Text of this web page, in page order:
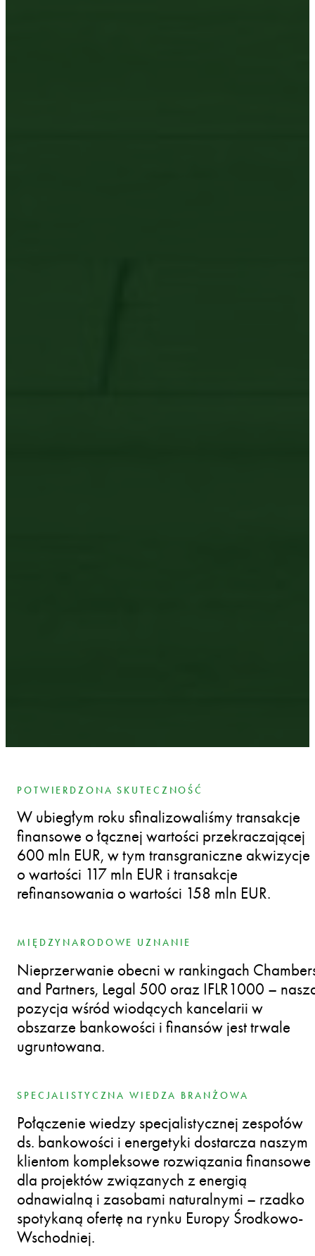
POTWIERDZONA SKUTECZNOŚĆ
W ubiegłym roku sfinalizowaliśmy transakcje
finansowe o łącznej wartości przekraczającej
600 mln EUR, w tym transgraniczne akwizycje
o wartości 117 mln EUR i transakcje
refinansowania o wartości 158 mln EUR.
MIĘDZYNARODOWE UZNANIE
Nieprzerwanie obecni w rankingach
and Partners, Legal 500 oraz IFLR1000 –
pozycja wśród wiodących kancelarii w
obszarze bankowości i finansów jest trwale
ugruntowana.
SPECJALISTYCZNA WIEDZA BRANŻOWA
Połączenie wiedzy specjalistycznej zespołów
ds. bankowości i energetyki dostarcza naszym
klientom kompleksowe rozwiązania finansowe
dla projektów związanych z energią
odnawialną i zasobami naturalnymi – rzadko
spotykaną ofertę na rynku Europy Środkowo-
Wschodniej.